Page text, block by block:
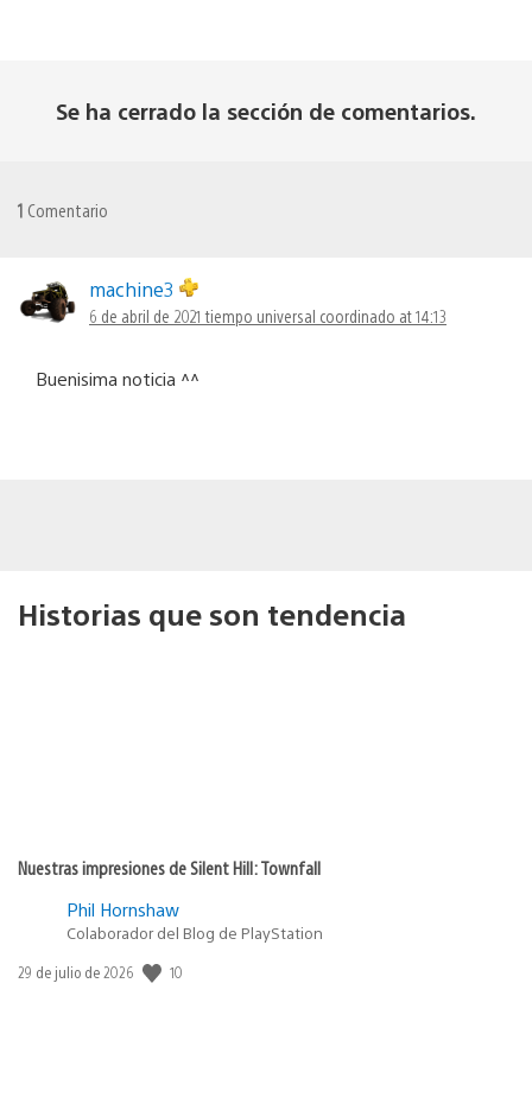
Se ha cerrado la sección de comentarios.
1 Comentario
machine3
6 de abril de 2021 tiempo universal coordinado at 14:13
Buenisima noticia ^^
Historias que son tendencia
Nuestras impresiones de Silent Hill: Townfall
Phil Hornshaw
Colaborador del Blog de PlayStation
Fecha
29 de julio de 2026 10